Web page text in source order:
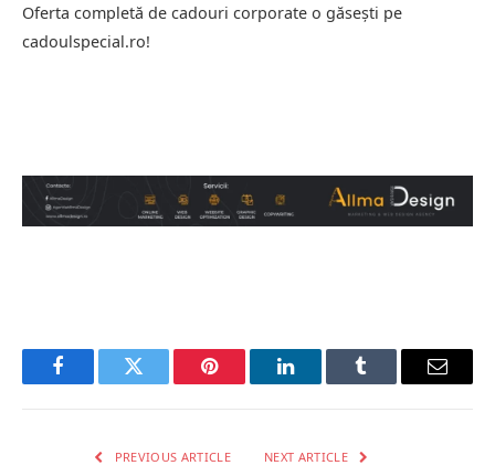
Oferta completă de cadouri corporate o găsești pe
cadoulspecial.ro!
FacebookTwitter Pinterest LinkedInTumblr Email
PREVIOUS ARTICLE NEXT ARTICLE